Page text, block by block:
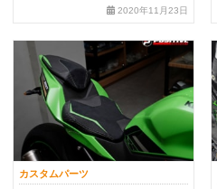
2020年11月23日
カスタムパーツ